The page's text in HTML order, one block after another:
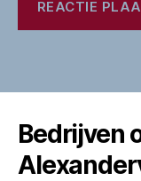
Bedrijven